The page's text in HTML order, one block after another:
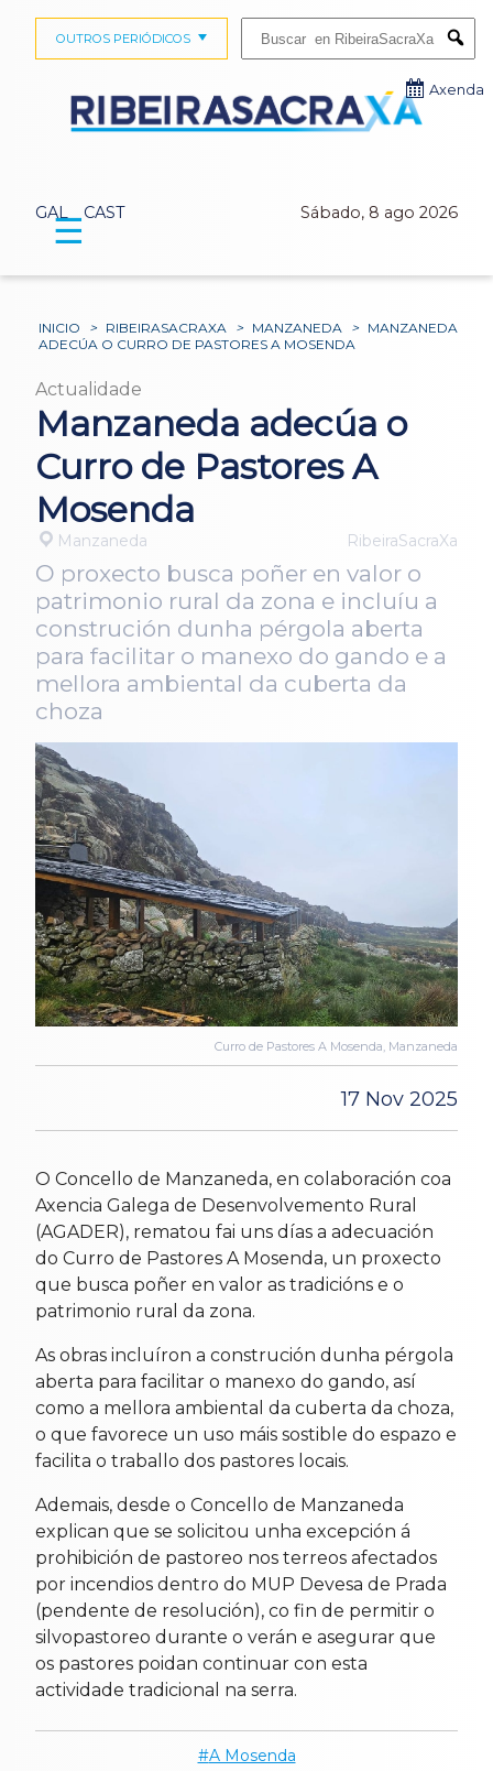
GAL CAST Sábado, 8 ago 2026
OUTROS PERIÓDICOS
Axenda
☰
INICIO > RIBEIRASACRAXA > MANZANEDA > MANZANEDA
ADECÚA O CURRO DE PASTORES A MOSENDA
Actualidade
Manzaneda adecúa o
Curro de Pastores A
Mosenda
Manzaneda RibeiraSacraXa
O proxecto busca poñer en valor o
patrimonio rural da zona e incluíu a
construción dunha pérgola aberta
para facilitar o manexo do gando e a
mellora ambiental da cuberta da
choza
Curro de Pastores A Mosenda, Manzaneda
17 Nov 2025
O Concello de Manzaneda, en colaboración coa
Axencia Galega de Desenvolvemento Rural
(AGADER), rematou fai uns días a adecuación
do Curro de Pastores A Mosenda, un proxecto
que busca poñer en valor as tradicións e o
patrimonio rural da zona.
As obras incluíron a construción dunha pérgola
aberta para facilitar o manexo do gando, así
como a mellora ambiental da cuberta da choza,
o que favorece un uso máis sostible do espazo e
facilita o traballo dos pastores locais.
Ademais, desde o Concello de Manzaneda
explican que se solicitou unha excepción á
prohibición de pastoreo nos terreos afectados
por incendios dentro do MUP Devesa de Prada
(pendente de resolución), co fin de permitir o
silvopastoreo durante o verán e asegurar que
os pastores poidan continuar con esta
actividade tradicional na serra.
A Mosenda